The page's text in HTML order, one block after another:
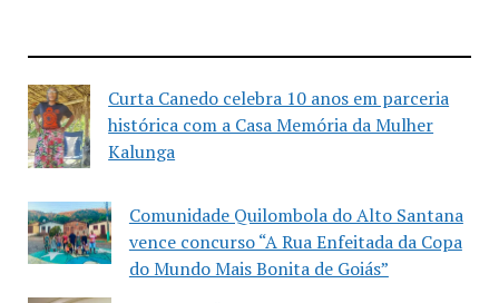
Curta Canedo celebra 10 anos em parceria
histórica com a Casa Memória da Mulher
Kalunga
Comunidade Quilombola do Alto Santana
vence concurso “A Rua Enfeitada da Copa
do Mundo Mais Bonita de Goiás”